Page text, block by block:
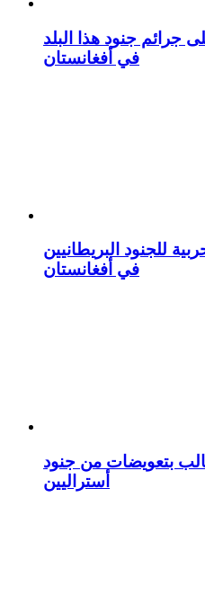
جرائم جنود هذا البلد
في أفغانستان
للجنود البريطانيین
في أفغانستان
بتعويضات من جنود
أستراليين